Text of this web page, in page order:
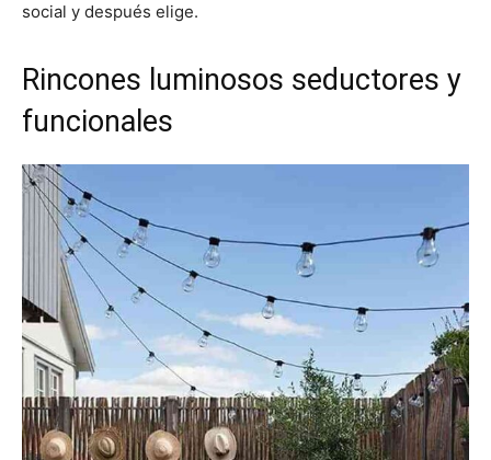
social y después elige.
Rincones luminosos seductores y
funcionales